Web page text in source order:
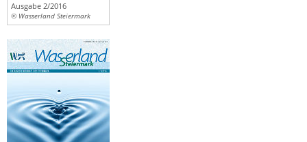
Ausgabe 2/2016
© Wasserland Steiermark